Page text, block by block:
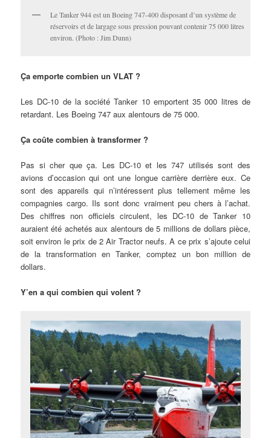
Le Tanker 944 est un Boeing 747-400 disposant d’un système de
réservoirs et de largage sous pression pouvant contenir 75 000 litres
environ. (Photo : Jim Dunn)
Ça emporte combien un VLAT ?
Les DC-10 de la société Tanker 10 emportent 35 000 litres de
retardant. Les Boeing 747 aux alentours de 75 000.
Ça coûte combien à transformer ?
Pas si cher que ça. Les DC-10 et les 747 utilisés sont des
avions d’occasion qui ont une longue carrière derrière eux. Ce
sont des appareils qui n’intéressent plus tellement même les
compagnies cargo. Ils sont donc vraiment peu chers à l’achat.
Des chiffres non officiels circulent, les DC-10 de Tanker 10
auraient été achetés aux alentours de 5 millions de dollars pièce,
soit environ le prix de 2 Air Tractor neufs. A ce prix s’ajoute celui
de la transformation en Tanker, comptez un bon million de
dollars.
Y’en a qui combien qui volent ?